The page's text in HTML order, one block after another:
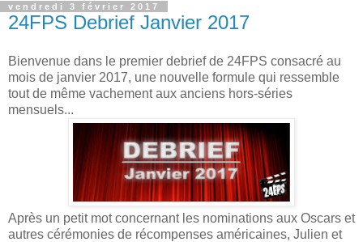
vendredi 3 février 2017
24FPS Debrief Janvier 2017
Bienvenue dans le premier debrief de 24FPS consacré au
mois de janvier 2017, une nouvelle formule qui ressemble
tout de même vachement aux anciens hors-séries
mensuels...
Après un petit mot concernant les nominations aux Oscars et
autres cérémonies de récompenses américaines, Julien et